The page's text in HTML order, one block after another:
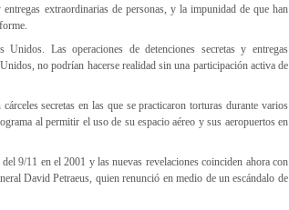
extraordinarias de personas, y la impunidad de que han
Las operaciones de detenciones secretas y entregas
no podrían hacerse realidad sin una participación activa de
secretas en las que se practicaron torturas durante varios
al permitir el uso de su espacio aéreo y sus aeropuertos en
9/11 en el 2001 y las nuevas revelaciones coinciden ahora con
David Petraeus, quien renunció en medio de un escándalo de